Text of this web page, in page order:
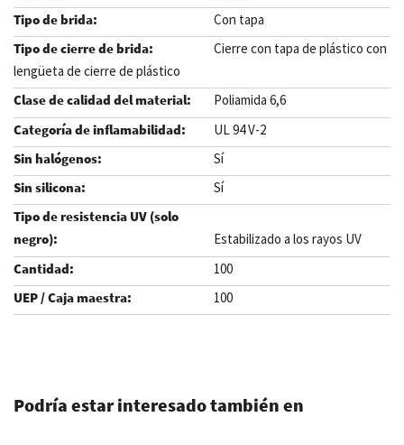
Con tapa
Cierre con tapa de plástico con
lengüeta de cierre de plástico
Poliamida 6,6
UL 94 V-2
Sí
Sí
Estabilizado a los rayos UV
100
100
Podría estar interesado también en